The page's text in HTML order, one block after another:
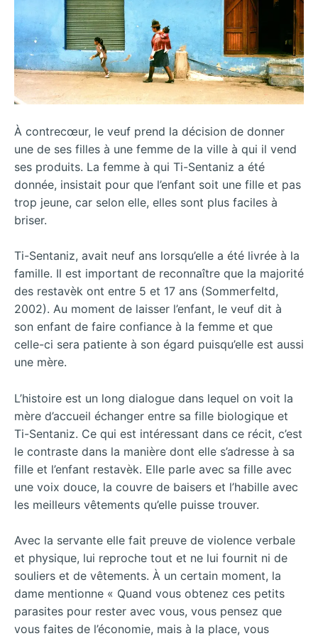
À contrecœur, le veuf prend la décision de donner
une de ses filles à une femme de la ville à qui il vend
ses produits. La femme à qui Ti-Sentaniz a été
donnée, insistait pour que l’enfant soit une fille et pas
trop jeune, car selon elle, elles sont plus faciles à
briser.
Ti-Sentaniz, avait neuf ans lorsqu’elle a été livrée à la
famille. Il est important de reconnaître que la majorité
des restavèk ont entre 5 et 17 ans (Sommerfeltd,
2002). Au moment de laisser l’enfant, le veuf dit à
son enfant de faire confiance à la femme et que
celle-ci sera patiente à son égard puisqu’elle est aussi
une mère.
L’histoire est un long dialogue dans lequel on voit la
mère d’accueil échanger entre sa fille biologique et
Ti-Sentaniz. Ce qui est intéressant dans ce récit, c’est
le contraste dans la manière dont elle s’adresse à sa
fille et l’enfant restavèk. Elle parle avec sa fille avec
une voix douce, la couvre de baisers et l’habille avec
les meilleurs vêtements qu’elle puisse trouver.
Avec la servante elle fait preuve de violence verbale
et physique, lui reproche tout et ne lui fournit ni de
souliers et de vêtements. À un certain moment, la
dame mentionne « Quand vous obtenez ces petits
parasites pour rester avec vous, vous pensez que
vous faites de l’économie, mais à la place, vous